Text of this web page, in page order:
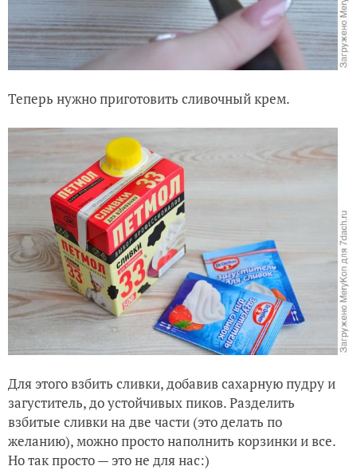
Теперь нужно приготовить сливочный крем.
Для этого взбить сливки, добавив сахарную пудру и
загуститель, до устойчивых пиков. Разделить
взбитые сливки на две части (это делать по
желанию), можно просто наполнить корзинки и все.
Но так просто — это не для нас:)